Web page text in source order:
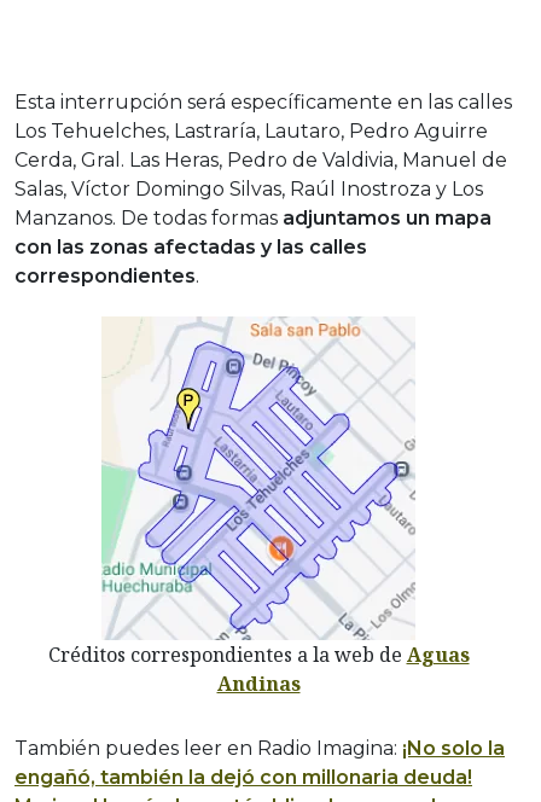
Esta interrupción será específicamente en las calles
Los Tehuelches, Lastraría, Lautaro, Pedro Aguirre
Cerda, Gral. Las Heras, Pedro de Valdivia, Manuel de
Salas, Víctor Domingo Silvas, Raúl Inostroza y Los
Manzanos. De todas formas adjuntamos un mapa
con las zonas afectadas y las calles
correspondientes.
Créditos correspondientes a la web de Aguas
Andinas
También puedes leer en Radio Imagina: ¡No solo la
engañó, también la dejó con millonaria deuda!